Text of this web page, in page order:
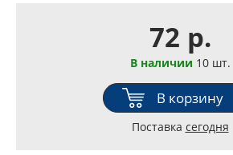
72 р.
В наличии 10 шт.
В корзину
Поставка сегодня